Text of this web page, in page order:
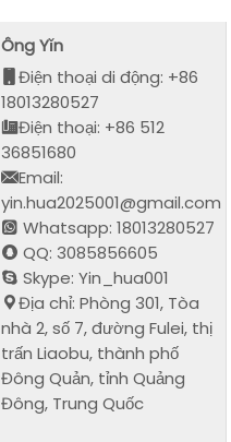
Ông Yǐn
Điện thoại di động: +86
18013280527
Điện thoại: +86 512
36851680
Email:
yin.hua2025001@gmail.com
Whatsapp: 18013280527
QQ: 3085856605
Skype: Yin_hua001
Địa chỉ: Phòng 301, Tòa
nhà 2, số 7, đường Fulei, thị
trấn Liaobu, thành phố
Đông Quản, tỉnh Quảng
Đông, Trung Quốc